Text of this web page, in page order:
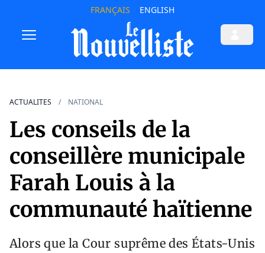
FRANÇAIS ENGLISH
ACTUALITES NATIONAL
Les conseils de la
conseillère municipale
Farah Louis à la
communauté haïtienne
Alors que la Cour suprême des États-Unis